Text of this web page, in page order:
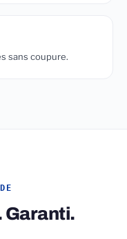
sans coupure.
Garanti.